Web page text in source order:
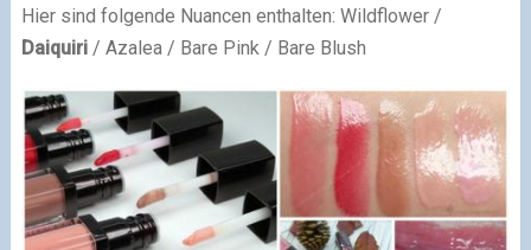
Hier sind folgende Nuancen enthalten: Wildflower /
Daiquiri/ Azalea / Bare Pink / Bare Blush